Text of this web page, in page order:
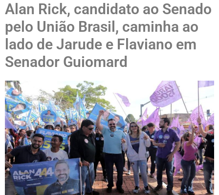
Alan Rick, candidato ao Senado
pelo União Brasil, caminha ao
lado de Jarude e Flaviano em
Senador Guiomard